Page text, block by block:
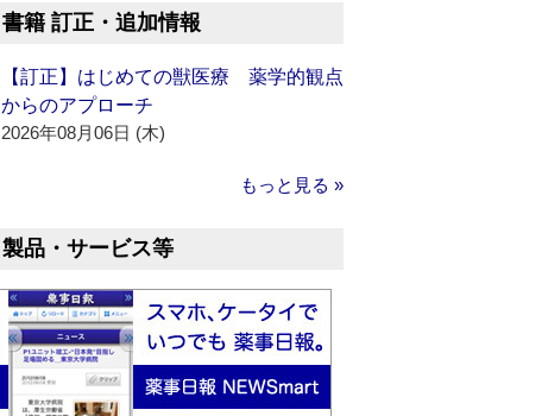
書籍 訂正・追加情報
【訂正】はじめての獣医療 薬学的観点
からのアプローチ
2026年08月06日 (木)
もっと見る »
製品・サービス等